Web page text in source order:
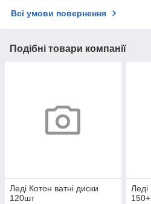
Всі умови повернення
Подібні товари компанії
Леді Котон ватні диски
120шт
Леді